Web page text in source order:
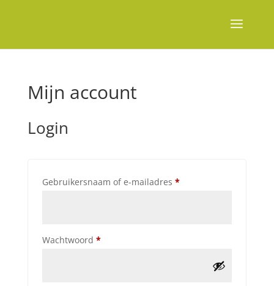
Mijn account
Login
Gebruikersnaam of e-mailadres *Vereist
Wachtwoord *Vereist